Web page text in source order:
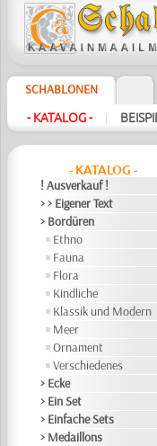
SCHABLONEN
- KATALOG - |
- KATALOG -
! Ausverkauf !
> > Eigener Text
> Bordüren
Ethno
Fauna
Flora
Kindliche
Klassik und Modern
Meer
Ornament
Verschiedenes
> Ecke
> Ein Set
> Einfache Sets
> Medaillons